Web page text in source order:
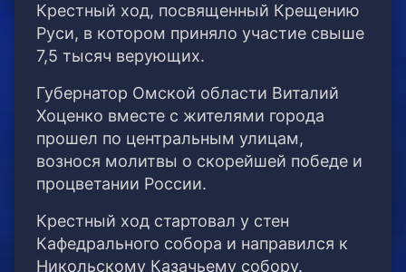
Крестный ход, посвященный Крещению
Руси, в котором приняло участие свыше
7,5 тысяч верующих.
Губернатор Омской области Виталий
Хоценко вместе с жителями города
прошел по центральным улицам,
вознося молитвы о скорейшей победе и
процветании России.
Крестный ход стартовал у стен
Кафедрального собора и направился к
Никольскому Казачьему собору.